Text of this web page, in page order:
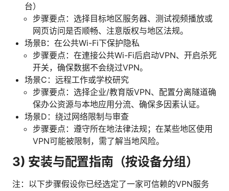
台）
步骤要点：选择目标地区服务器、测试视频播放或
网页访问是否顺畅、注意版权与地区法规。
场景B：在公共Wi-Fi下保护隐私
步骤要点：在連接公共Wi-Fi后启动VPN、开启杀死
开关，确保数据不会绕过VPN。
场景C：远程工作或学校研究
步骤要点：选择企业/教育版VPN、配置分离隧道确
保办公资源与本地应用分流、确保多因素认证。
场景D：绕过网络限制与审查
步骤要点：遵守所在地法律法规；在某些地区使用
VPN可能被限制，需了解当地风险。
3) 安装与配置指南（按设备分组）
注：以下步骤假设你已经选定了一家可信赖的VPN服务